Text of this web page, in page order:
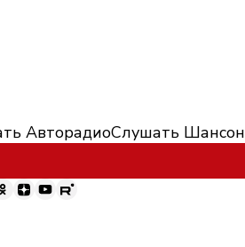
АвторадиоСлушать Шансон